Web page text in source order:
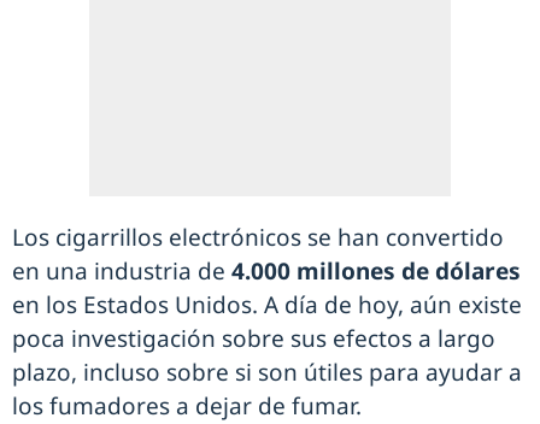
Los cigarrillos electrónicos se han convertido
en una industria de 4.000 millones de dólares
en los Estados Unidos. A día de hoy, aún existe
poca investigación sobre sus efectos a largo
plazo, incluso sobre si son útiles para ayudar a
los fumadores a dejar de fumar.